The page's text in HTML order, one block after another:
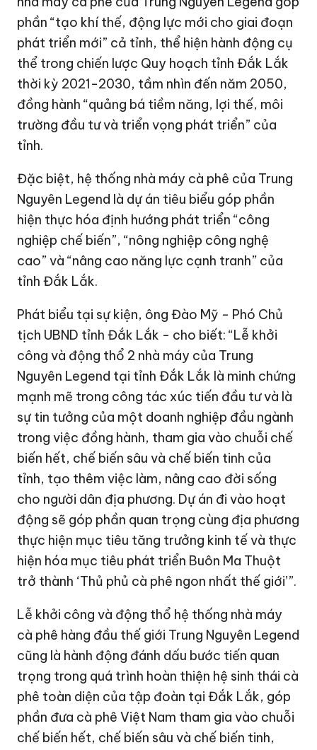
phần “tạo khí thế, động lực mới cho giai đoạn
phát triển mới” cả tỉnh, thể hiện hành động cụ
thể trong chiến lược Quy hoạch tỉnh Đắk Lắk
thời kỳ 2021-2030, tầm nhìn đến năm 2050,
đồng hành “quảng bá tiềm năng, lợi thế, môi
trường đầu tư và triển vọng phát triển” của
tỉnh.
Đặc biệt, hệ thống nhà máy cà phê của Trung
Nguyên Legend là dự án tiêu biểu góp phần
hiện thực hóa định hướng phát triển “công
nghiệp chế biến”, “nông nghiệp công nghệ
cao” và “nâng cao năng lực cạnh tranh” của
tỉnh Đắk Lắk.
Phát biểu tại sự kiện, ông Đào Mỹ - Phó Chủ
tịch UBND tỉnh Đắk Lắk - cho biết: “Lễ khởi
công và động thổ 2 nhà máy của Trung
Nguyên Legend tại tỉnh Đắk Lắk là minh chứng
mạnh mẽ trong công tác xúc tiến đầu tư và là
sự tin tưởng của một doanh nghiệp đầu ngành
trong việc đồng hành, tham gia vào chuỗi chế
biến hết, chế biến sâu và chế biến tinh của
tỉnh, tạo thêm việc làm, nâng cao đời sống
cho người dân địa phương. Dự án đi vào hoạt
động sẽ góp phần quan trọng cùng địa phương
thực hiện mục tiêu tăng trưởng kinh tế và thực
hiện hóa mục tiêu phát triển Buôn Ma Thuột
trở thành ‘Thủ phủ cà phê ngon nhất thế giới’”.
Lễ khởi công và động thổ hệ thống nhà máy
cà phê hàng đầu thế giới Trung Nguyên Legend
cũng là hành động đánh dấu bước tiến quan
trọng trong quá trình hoàn thiện hệ sinh thái cà
phê toàn diện của tập đoàn tại Đắk Lắk, góp
phần đưa cà phê Việt Nam tham gia vào chuỗi
chế biến hết, chế biến sâu và chế biến tinh,